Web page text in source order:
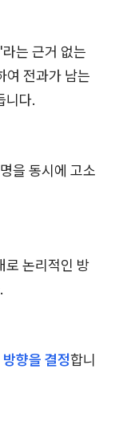
는 근거 없는
여 전과가 남는
니다.
을 동시에 고소
로 논리적인 방
향을 결정합니